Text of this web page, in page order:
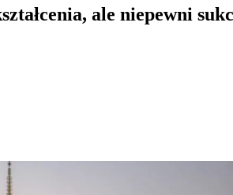
ale niepewni